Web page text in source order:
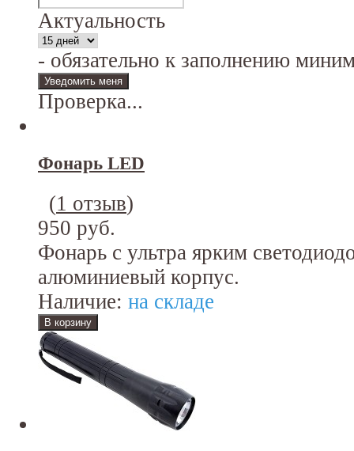
Актуальность
- обязательно к заполнению
Проверка...
Фонарь LED
(1 отзыв)
950 руб.
Фонарь с ультра ярким
алюминиевый корпус.
Наличие: на складе